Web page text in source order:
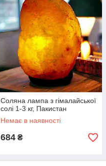
Соляна лампа з гімалайської
солі 1-3 кг, Пакистан
Немає в наявності
684 ₴